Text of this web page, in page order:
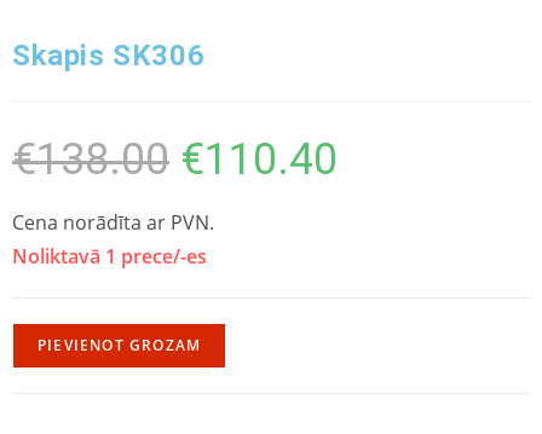
Skapis SK306
€138.00 €110.40
Cena norādīta ar PVN.
Noliktavā 1 prece/-es
PIEVIENOT GROZAM